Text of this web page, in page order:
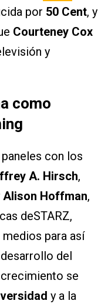
por 50 Cent, y
Courteney Cox
y
como
con los
A. Hirsch,
Alison Hoffman,
deSTARZ,
medios para así
del
se
y a la